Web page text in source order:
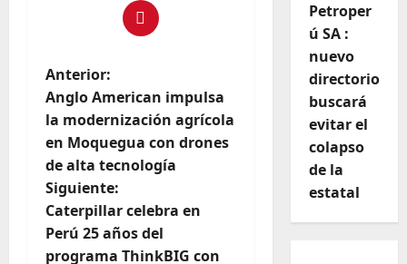
Anterior:
Anglo American impulsa
la modernización agrícola
en Moquegua con drones
de alta tecnología
Siguiente:
Caterpillar celebra en
Perú 25 años del
programa ThinkBIG con
Petroper
ú SA :
nuevo
directorio
buscará
evitar el
colapso
de la
estatal